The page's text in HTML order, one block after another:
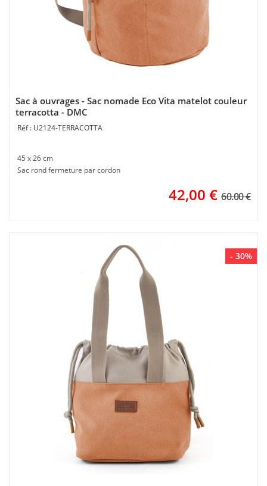
Sac à ouvrages - Sac nomade Eco Vita matelot couleur
terracotta - DMC
U2124-TERRACOTTA
45 x 26 cm
Sac rond fermeture par cordon
42,00 € 60.00 €
- 30%